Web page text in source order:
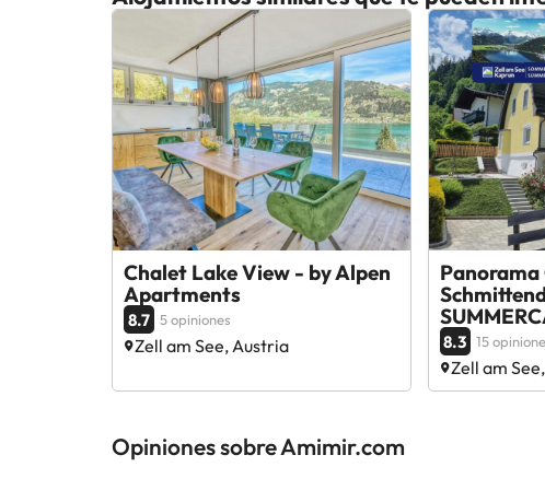
Chalet Lake View - by Alpen
Apartments
8.7 5 opiniones
Zell am See, Austria 8.3 15
Zell am
Opiniones sobre Amimir.com